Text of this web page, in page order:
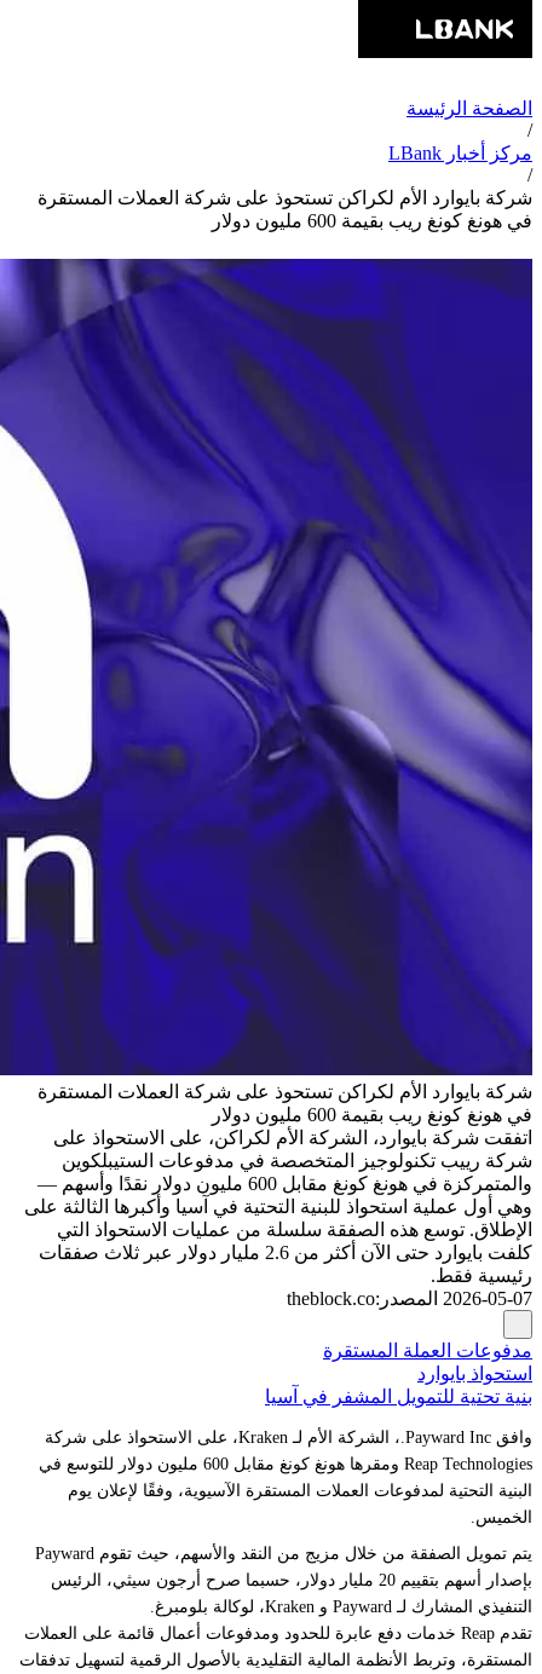
الصفحة الرئيسة
/
مركز أخبار LBank
/
شركة بايوارد الأم لكراكن تستحوذ على شركة العملات المستقرة
في هونغ كونغ ريب بقيمة 600 مليون دولار
شركة بايوارد الأم لكراكن تستحوذ على شركة العملات المستقرة
في هونغ كونغ ريب بقيمة 600 مليون دولار
اتفقت شركة بايوارد، الشركة الأم لكراكن، على الاستحواذ على
شركة رييب تكنولوجيز المتخصصة في مدفوعات الستيبلكوين
والمتمركزة في هونغ كونغ مقابل 600 مليون دولار نقدًا وأسهم —
وهي أول عملية استحواذ للبنية التحتية في آسيا وأكبرها الثالثة على
الإطلاق. توسع هذه الصفقة سلسلة من عمليات الاستحواذ التي
كلفت بايوارد حتى الآن أكثر من 2.6 مليار دولار عبر ثلاث صفقات
رئيسية فقط.
2026-05-07 المصدر :
theblock.co
مدفوعات العملة المستقرة
استحواذ بايوارد
بنية تحتية للتمويل المشفر في آسيا
وافق Payward Inc.، الشركة الأم لـ Kraken، على الاستحواذ على شركة
Reap Technologies ومقرها هونغ كونغ مقابل 600 مليون دولار للتوسع في
البنية التحتية لمدفوعات العملات المستقرة الآسيوية، وفقًا لإعلان يوم
الخميس.
يتم تمويل الصفقة من خلال مزيج من النقد والأسهم، حيث تقوم Payward
بإصدار أسهم بتقييم 20 مليار دولار، حسبما صرح أرجون سيثي، الرئيس
التنفيذي المشارك لـ Payward و Kraken، لوكالة بلومبرغ.
تقدم Reap خدمات دفع عابرة للحدود ومدفوعات أعمال قائمة على العملات
المستقرة، وتربط الأنظمة المالية التقليدية بالأصول الرقمية لتسهيل تدفقات